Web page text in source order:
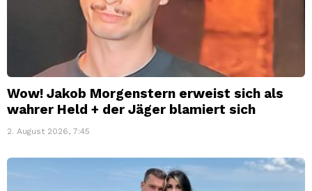
Wow! Jakob Morgenstern erweist sich als
wahrer Held + der Jäger blamiert sich
2. August 2026, 7:45